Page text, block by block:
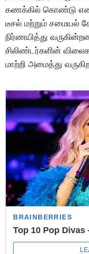
கணக்கில் கொண்டு
டீசல் மற்றும் சமையல்
நிர்ணயித்து
சிலிண்டர்களின்
மாற்றி அமைத்து